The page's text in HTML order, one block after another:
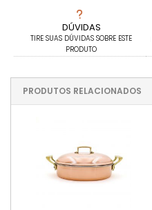
DÚVIDAS
TIRE SUAS DÚVIDAS SOBRE ESTE
PRODUTO
PRODUTOS RELACIONADOS